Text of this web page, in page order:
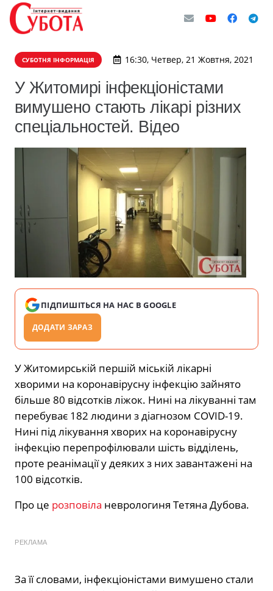
СУБОТНЯ ІНФОРМАЦІЯ 16:30, Четвер, 21 Жовтня, 2021
У Житомирі інфекціоністами
вимушено стають лікарі різних
спеціальностей. Відео
ПІДПИШІТЬСЯ НА НАС В GOOGLE
ДОДАТИ ЗАРАЗ
У Житомирській першій міській лікарні
хворими на коронавірусну інфекцію зайнято
більше 80 відсотків ліжок. Нині на лікуванні там
перебуває 182 людини з діагнозом COVID-19.
Нині під лікування хворих на коронавірусну
інфекцію перепрофілювали шість відділень,
проте реанімації у деяких з них завантажені на
100 відсотків.
Про це розповіла неврологиня Тетяна Дубова.
РЕКЛАМА
За її словами, інфекціоністами вимушено стали